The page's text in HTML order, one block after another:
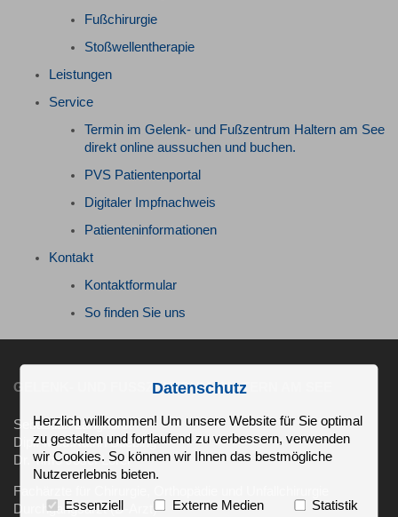
Fußchirurgie
Stoßwellentherapie
Leistungen
Service
Termin im Gelenk- und Fußzentrum Haltern am See
direkt online aussuchen und buchen.
PVS Patientenportal
Digitaler Impfnachweis
Patienteninformationen
Kontakt
Kontaktformular
So finden Sie uns
GELENK- UND FUSSZENTRUM HALTERN AM SEE
Sebastian Langhorst
Dipl.-Med.Katrin Stiebing
Dr. Timo Josef Lorei
Fachärzte für Chirurgie, Orthopädie und Unfallchirurgie
Durchgangsarzt (D-Arzt)
Datenschutz
Herzlich willkommen! Um unsere Website für Sie optimal
zu gestalten und fortlaufend zu verbessern, verwenden
wir Cookies. So können wir Ihnen das bestmögliche
Nutzererlebnis bieten.
Essenziell Externe Medien Statistik